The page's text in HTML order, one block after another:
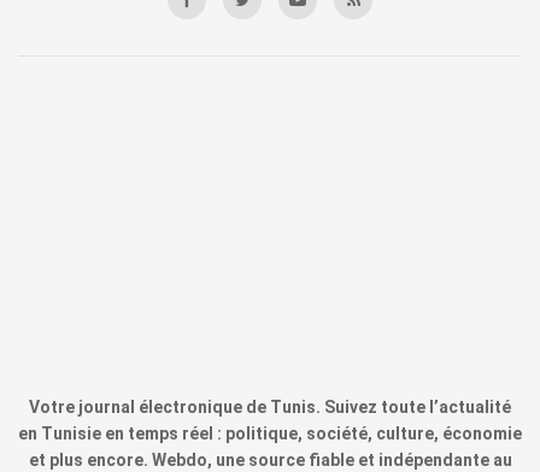
Votre journal électronique de Tunis. Suivez toute l’actualité
en Tunisie en temps réel : politique, société, culture, économie
et plus encore. Webdo, une source fiable et indépendante au